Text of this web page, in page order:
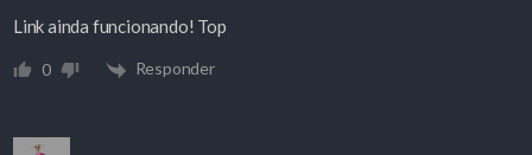
Link ainda funcionando! Top
0 Responder